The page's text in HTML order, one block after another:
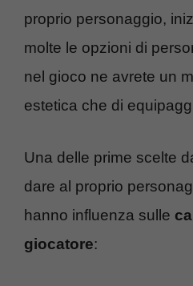
proprio personaggio,
molte le opzioni di
nel gioco ne avrete un
estetica che di
Una delle prime scelte
dare al proprio
hanno influenza sulle
giocatore: